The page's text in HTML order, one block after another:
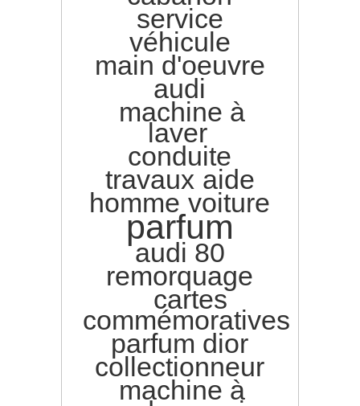
service
véhicule
main d'oeuvre
audi
machine à
laver
conduite
travaux aide
homme voiture
parfum
audi 80
remorquage
cartes
commémoratives
parfum dior
collectionneur
machine à